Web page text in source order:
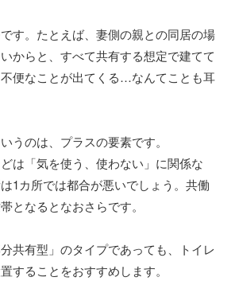
す。たとえば、妻側の親との同居の場
からと、すべて共有する想定で建てて
便なことが出てくる…なんてことも耳
うのは、プラスの要素です。
は「気を使う、使わない」に関係な
1カ所では都合が悪いでしょう。共働
となるとなおさらです。
共有型」のタイプであっても、トイレ
することをおすすめします。